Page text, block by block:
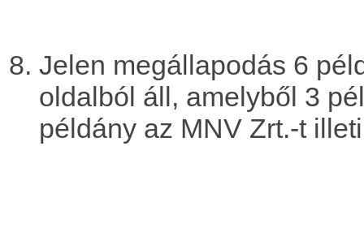
Jelen megállapodás 6
oldalból áll, amelyből 3
példány az MNV Zrt.-t